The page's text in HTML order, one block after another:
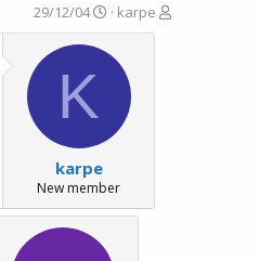
פ
ו
karpe
פ
ו
ר
ם
ב
א
ר
י
ך
29/12/04
K
karpe
New member